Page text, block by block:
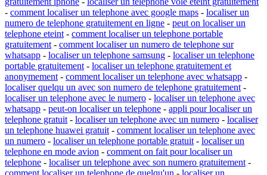
- comment localiser un telephone avec google maps - localiser un
numero de telephone gratuitement en ligne - peut on localiser un
telephone eteint - comment localiser un telephone portable
gratuitement - comment localiser un numero de telephone sur
whatsapp - localiser un telephone samsung - localiser un telephone
portable gratuitement - localiser un telephone gratuitement et
anonymement - comment localiser un telephone avec whatsapp -
localiser quelqu un avec son numero de telephone gratuitement -
localiser un telephone avec le numero - localiser un telephone avec
whatsapp - peut-on localiser un telephone - appli pour localiser un
telephone gratuit - localiser un telephone avec un numero - localiser
un telephone huawei gratuit - comment localiser un telephone avec
un numero - localiser un telephone portable gratuit - localiser un
telephone en mode avion - comment on fait pour localiser un
telephone - localiser un telephone avec son numero gratuitement -
comment localiser un telephone de quelqu'un - localiser un